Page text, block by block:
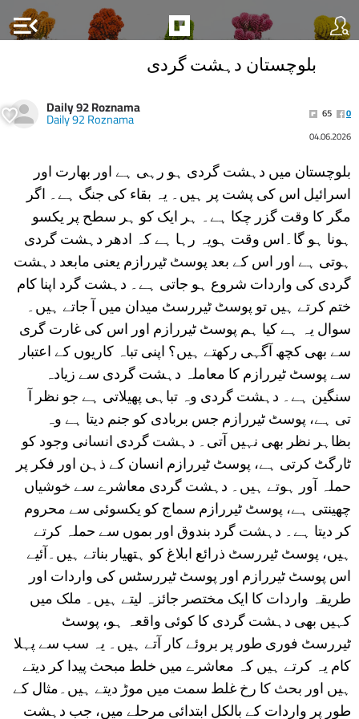
menu_open
بلوچستان دہشت گردی
Daily 92 Roznama
Daily 92 Roznama 65
0
04.06.2026
بلوچستان میں دہشت گردی ہو رہی ہے اور بھارت اور
اسرائیل اس کی پشت پر ہیں۔ یہ بقاء کی جنگ ہے۔ اگر
مگر کا وقت گزر چکا ہے۔ ہر ایک کو ہر سطح پر یکسو
ہونا ہو گا۔اس وقت ہویہ رہا ہے کہ ادھر دہشت گردی
ہوتی ہے اور اس کے بعد پوسٹ ٹیررازم یعنی مابعد دہشت
گردی کی واردات شروع ہو جاتی ہے۔ دہشت گرد اپنا کام
ختم کرتے ہیں تو پوسٹ ٹیررسٹ میدان میں آ جاتے ہیں۔
سوال یہ ہے کیا ہم پوسٹ ٹیررازم اور اس کی غارت گری
سے بھی کچھ آگہی رکھتے ہیں؟ اپنی تباہ کاریوں کے اعتبار
سے پوسٹ ٹیررازم کا معاملہ دہشت گردی سے زیادہ
سنگین ہے۔ دہشت گردی وہ تباہی پھیلاتی ہے جو نظر آ
تی ہے، پوسٹ ٹیررازم جس بربادی کو جنم دیتا ہے وہ
بظاہر نظر بھی نہیں آتی۔ دہشت گردی انسانی وجود کو
ٹارگٹ کرتی ہے، پوسٹ ٹیررازم انسان کے ذہن اور فکر پر
حملہ آور ہوتے ہیں۔ دہشت گردی معاشرے سے خوشیاں
چھینتی ہے، پوسٹ ٹیررازم سماج کو یکسوئی سے محروم
کر دیتا ہے۔ دہشت گرد بندوق اور بموں سے حملہ کرتے
ہیں، پوسٹ ٹیررسٹ ذرائع ابلاغ کو ہتھیار بناتے ہیں۔آئیے
اس پوسٹ ٹیررازم اور پوسٹ ٹیررسٹس کی واردات اور
طریقہ واردات کا ایک مختصر جائزہ لیتے ہیں۔ ملک میں
کہیں بھی دہشت گردی کا کوئی واقعہ ہو، پوسٹ
ٹیررسٹ فوری طور پر بروئے کار آتے ہیں۔ یہ سب سے پہلا
کام یہ کرتے ہیں کہ معاشرے میں خلط مبحث پیدا کر دیتے
ہیں اور بحث کا رخ غلط سمت میں موڑ دیتے ہیں۔مثال کے
طور پر واردات کے بالکل ابتدائی مرحلے میں، جب دہشت